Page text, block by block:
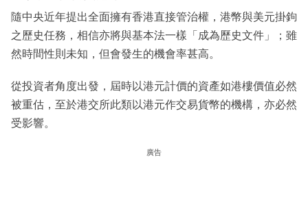
隨中央近年提出全面擁有香港直接管治權，港幣與美元掛鉤
之歷史任務，相信亦將與基本法一樣「成為歷史文件」；雖
然時間性則未知，但會發生的機會率甚高。
從投資者角度出發，屆時以港元計價的資產如港樓價值必然
被重估，至於港交所此類以港元作交易貨幣的機構，亦必然
受影響。
廣告